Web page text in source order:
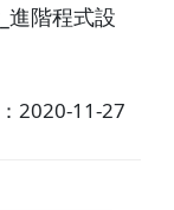
進階程式設
2020-11-27